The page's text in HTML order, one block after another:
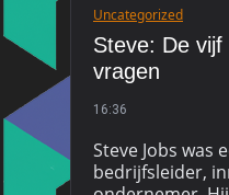
Uncategorized
Steve: De
vragen
16:36
Steve Jobs was
bedrijfsleider,